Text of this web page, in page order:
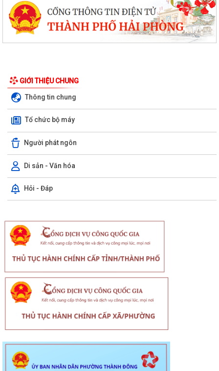
GIỚI THIỆU CHUNG
Thông tin chung
Tổ chức bộ máy
Người phát ngôn
Di sản - Văn hóa
Hỏi - Đáp